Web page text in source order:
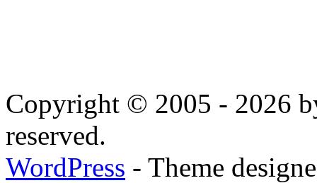
Copyright © 2005 - 2026
reserved.
WordPress - Theme